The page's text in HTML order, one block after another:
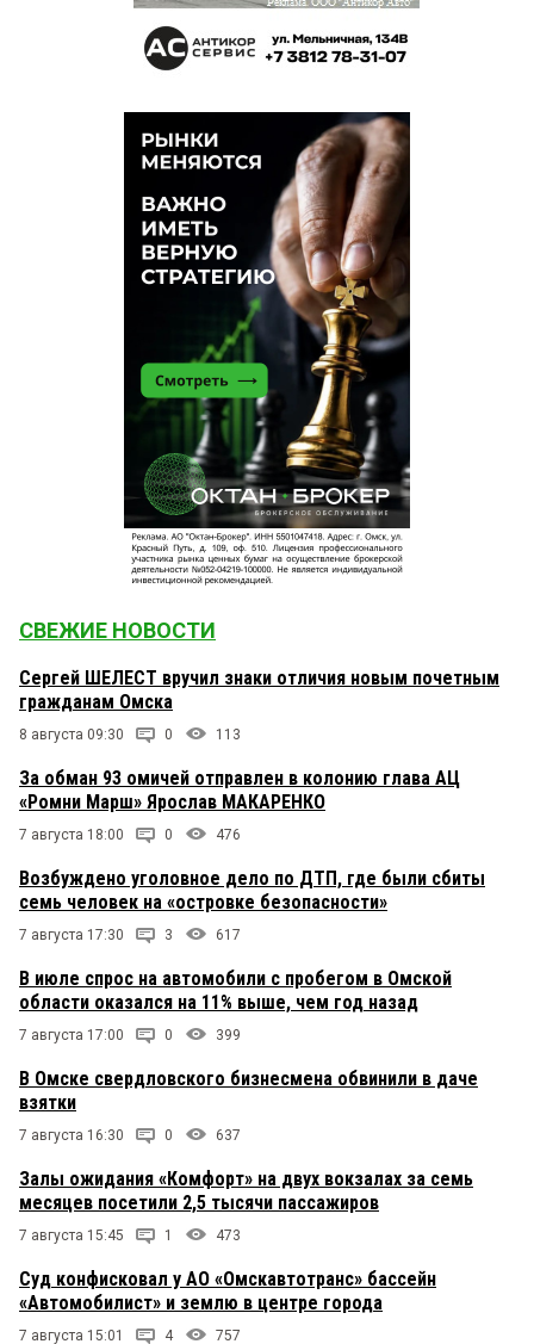
СВЕЖИЕ НОВОСТИ
Сергей ШЕЛЕСТ вручил знаки отличия новым почетным
гражданам Омска
8 августа 09:30 0 113
За обман 93 омичей отправлен в колонию глава АЦ
«Ромни Марш» Ярослав МАКАРЕНКО
7 августа 18:00 0 476
Возбуждено уголовное дело по ДТП, где были сбиты
семь человек на «островке безопасности»
7 августа 17:30 3 617
В июле спрос на автомобили с пробегом в Омской
области оказался на 11% выше, чем год назад
7 августа 17:00 0 399
В Омске свердловского бизнесмена обвинили в даче
взятки
7 августа 16:30 0 637
Залы ожидания «Комфорт» на двух вокзалах за семь
месяцев посетили 2,5 тысячи пассажиров
7 августа 15:45 1 473
Суд конфисковал у АО «Омскавтотранс» бассейн
«Автомобилист» и землю в центре города
7 августа 15:01 4 757